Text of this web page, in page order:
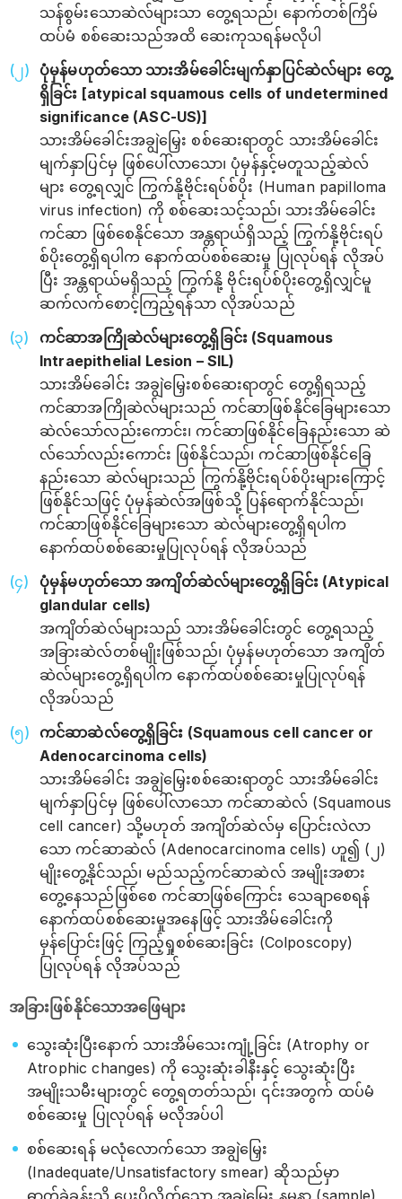
သန်စွမ်းသောဆဲလ်များသာ တွေ့ရသည်၊ နောက်တစ်ကြိမ်
ထပ်မံ စစ်ဆေးသည်အထိ ဆေးကုသရန်မလိုပါ
ပုံမှန်မဟုတ်သော သားအိမ်ခေါင်းမျက်နှာပြင်ဆဲလ်များ တွေ့
ရှိခြင်း [atypical squamous cells of undetermined
significance (ASC-US)]
သားအိမ်ခေါင်းအချွဲမြှေး စစ်ဆေးရာတွင် သားအိမ်ခေါင်း
မျက်နှာပြင်မှ ဖြစ်ပေါ်လာသော၊ ပုံမှန်နှင့်မတူသည့်ဆဲလ်
များ တွေ့ရလျှင် ကြွက်နို့ဗိုင်းရပ်စ်ပိုး (Human papilloma
virus infection) ကို စစ်ဆေးသင့်သည်၊ သားအိမ်‌ခေါင်း
ကင်ဆာ ဖြစ်စေနိုင်သော အန္တရာယ်ရှိသည့် ကြွက်နို့ဗိုင်းရပ်
စ်ပိုးတွေ့ရှိရပါက နောက်ထပ်စစ်ဆေးမှု ပြုလုပ်ရန် လိုအပ်
ပြီး အန္တရာယ်မရှိသည့် ကြွက်နို့ ဗိုင်းရပ်စ်ပိုးတွေ့ရှိလျှင်မူ
ဆက်လက်စောင့်ကြည့်ရန်သာ လိုအပ်သည်
ကင်ဆာအကြိုဆဲလ်များတွေ့ရှိခြင်း (Squamous
Intraepithelial Lesion – SIL)
သားအိမ်ခေါင်း အချွဲမြှေးစစ်ဆေးရာတွင် တွေ့ရှိရသည့်
ကင်ဆာအကြိုဆဲလ်များသည် ကင်ဆာဖြစ်နိုင်ခြေများသော
ဆဲလ်သော်လည်းကောင်း၊ ကင်ဆာဖြစ်နိုင်ခြေနည်းသော ဆဲ
လ်သော်လည်းကောင်း ဖြစ်နိုင်သည်၊ ကင်ဆာဖြစ်နိုင်ခြေ
နည်းသော ဆဲလ်များသည် ကြွက်နို့ဗိုင်းရပ်စ်ပိုးများကြောင့်
ဖြစ်နိုင်သဖြင့် ပုံမှန်ဆဲလ်အဖြစ်သို့ ပြန်ရောက်နိုင်သည်၊
ကင်ဆာဖြစ်နိုင်ခြေများသော ဆဲလ်များတွေ့ရှိရပါက
နောက်ထပ်စစ်ဆေးမှုပြုလုပ်ရန် လိုအပ်သည်
ပုံမှန်မဟုတ်သော အကျိတ်ဆဲလ်များတွေ့ရှိခြင်း (Atypical
glandular cells)
အကျိတ်ဆဲလ်များသည် သားအိမ်ခေါင်းတွင် တွေ့ရသည့်
အခြားဆဲလ်တစ်မျိုးဖြစ်သည်၊ ပုံမှန်မဟုတ်သော အကျိတ်
ဆဲလ်များတွေ့ရှိရပါက နောက်ထပ်စစ်ဆေးမှုပြုလုပ်ရန်
လိုအပ်သည်
ကင်ဆာဆဲလ်တွေ့ရှိခြင်း (Squamous cell cancer or
Adenocarcinoma cells)
သားအိမ်ခေါင်း အချွဲမြှေးစစ်ဆေးရာတွင် သားအိမ်ခေါင်း
မျက်နှာပြင်မှ ဖြစ်ပေါ်လာသော ကင်ဆာဆဲလ် (Squamous
cell cancer) သို့မဟုတ် အကျိတ်ဆဲလ်မှ ပြောင်းလဲလာ
သော ကင်ဆာဆဲလ် (Adenocarcinoma cells) ဟူ၍ (၂)
မျိုးတွေ့နိုင်သည်၊ မည်သည့်ကင်ဆာဆဲလ် အမျိုးအစား
တွေ့နေသည်ဖြစ်စေ ကင်ဆာဖြစ်ကြောင်း သေချာစေရန်
နောက်ထပ်စစ်ဆေးမှုအနေဖြင့် သားအိမ်ခေါင်းကို
မှန်ပြောင်းဖြင့် ကြည့်ရှုစစ်ဆေးခြင်း (Colposcopy)
ပြုလုပ်ရန် လိုအပ်သည်
အခြားဖြစ်နိုင်သောအဖြေများ
သွေးဆုံးပြီးနောက် သားအိမ်သေးကျုံ့ခြင်း (Atrophy or
Atrophic changes) ကို သွေးဆုံးခါနီးနှင့် သွေးဆုံးပြီး
အမျိုးသမီးများတွင် တွေ့ရတတ်သည်၊ ၎င်းအတွက် ထပ်မံ
စစ်ဆေးမှု ပြုလုပ်ရန် မလိုအပ်ပါ
စစ်ဆေးရန် မလုံလောက်သော အချွဲမြှေး
(Inadequate/Unsatisfactory smear) ဆိုသည်မှာ